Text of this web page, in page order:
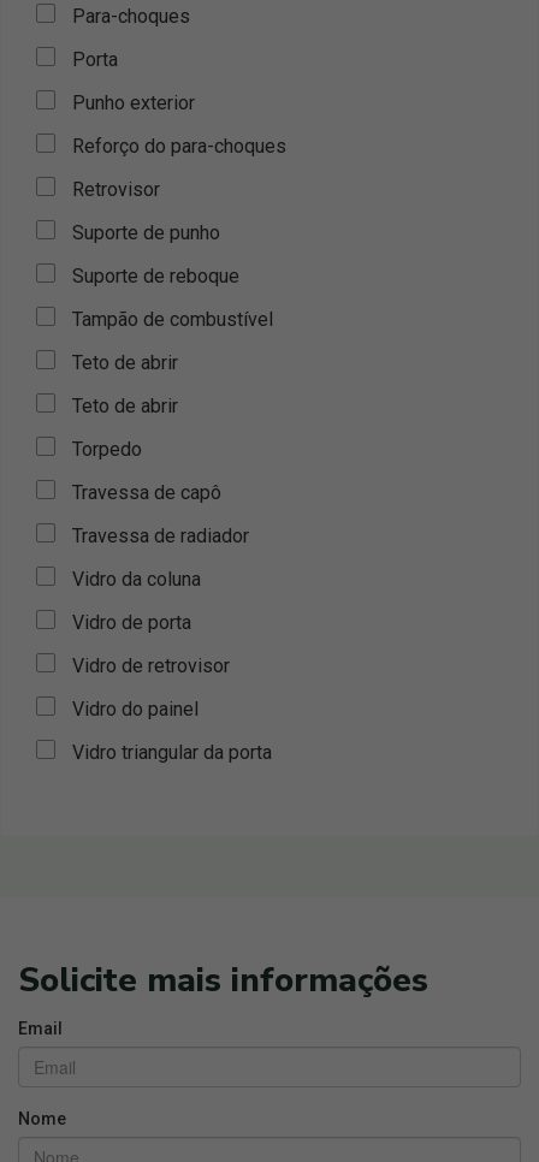
Para-choques
Porta
Punho exterior
Reforço do para-choques
Retrovisor
Suporte de punho
Suporte de reboque
Tampão de combustível
Teto de abrir
Teto de abrir
Torpedo
Travessa de capô
Travessa de radiador
Vidro da coluna
Vidro de porta
Vidro de retrovisor
Vidro do painel
Vidro triangular da porta
Solicite mais informações
Email
Nome